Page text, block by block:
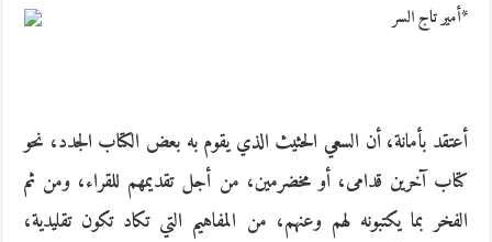
*أمير تاج السر
أعتقد بأمانة، أن السعي الحثيث الذي يقوم به بعض الكتاب الجدد، نحو
كتاب آخرين قدامى، أو مخضرمين، من أجل تقديمهم للقراء، ومن ثم
الفخر بما يكتبونه لهم وعنهم، من المفاهيم التي تكاد تكون تقليدية،